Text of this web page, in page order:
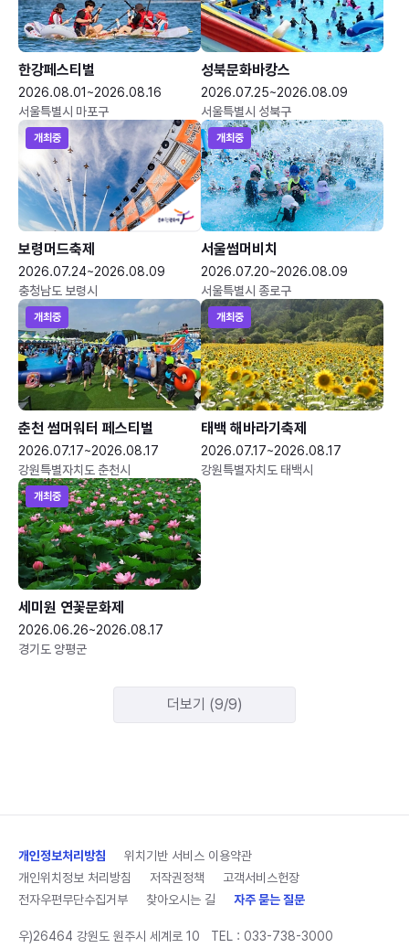
한강페스티벌
2026.08.01~2026.08.16
서울특별시 마포구
성북문화바캉스
2026.07.25~2026.08.09
서울특별시 성북구
개최중
보령머드축제
2026.07.24~2026.08.09
충청남도 보령시
개최중
서울썸머비치
2026.07.20~2026.08.09
서울특별시 종로구
개최중
춘천 썸머워터 페스티벌
2026.07.17~2026.08.17
강원특별자치도 춘천시
개최중
태백 해바라기축제
2026.07.17~2026.08.17
강원특별자치도 태백시
개최중
세미원 연꽃문화제
2026.06.26~2026.08.17
경기도 양평군
더보기 (9/9)
개인정보처리방침
위치기반 서비스 이용약관
개인위치정보 처리방침
저작권정책
고객서비스헌장
전자우편무단수집거부
찾아오시는 길 자주 묻는 질문
우)26464 강원도 원주시 세계로 10 TEL : 033-738-3000